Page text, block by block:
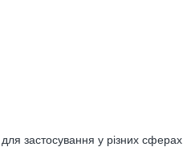
застосування у різних